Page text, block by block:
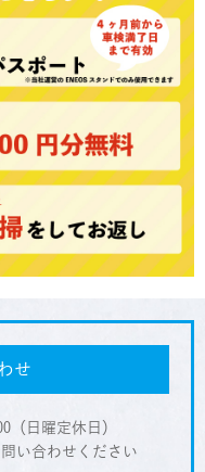
せ
（日曜定休日）
い合わせください